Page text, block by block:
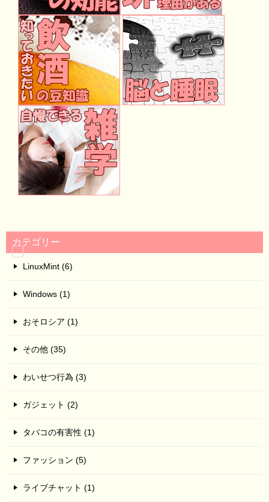
カテゴリー
LinuxMint (6)
Windows (1)
おそロシア (1)
その他 (35)
わいせつ行為 (3)
ガジェット (2)
タバコの有害性 (1)
ファッション (5)
ライブチャット (1)